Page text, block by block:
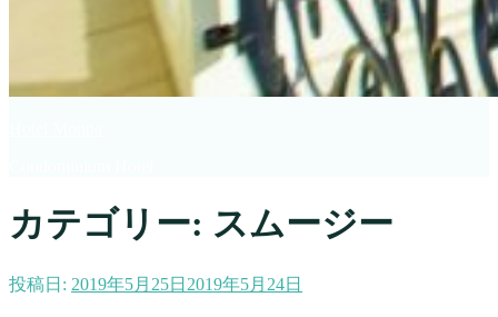
カテゴリー: スムージー
投稿日: 2019年5月25日 2019年5月24日